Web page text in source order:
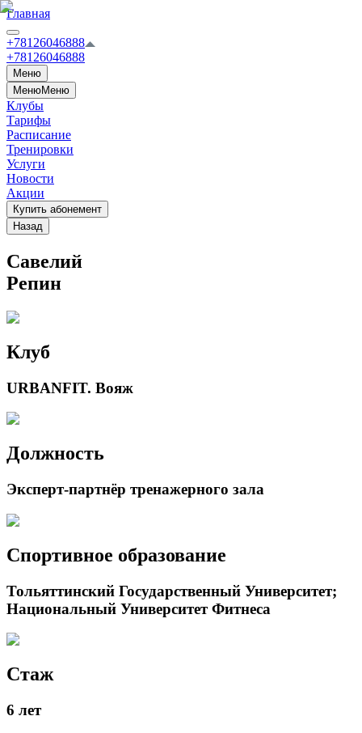
Главная
+78126046888
+78126046888
Меню
МенюМеню
Клубы
Тарифы
Расписание
Тренировки
Услуги
Новости
Акции
Купить абонемент
Назад
Савелий
Репин
Клуб
URBANFIT. Вояж
Должность
Эксперт-партнёр тренажерного зала
Спортивное образование
Тольяттинский Государственный Университет;
Национальный Университет Фитнеса
Стаж
6 лет